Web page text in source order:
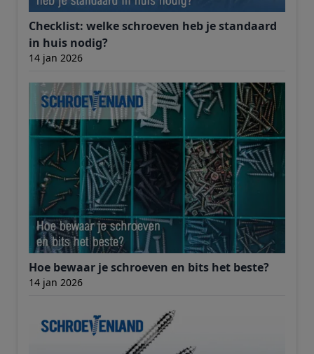
Checklist: welke schroeven heb je standaard
in huis nodig?
14 jan 2026
Hoe bewaar je schroeven en bits het beste?
14 jan 2026